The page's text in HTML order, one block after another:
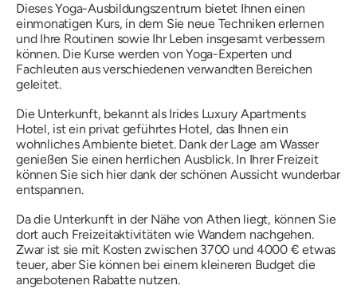
Dieses Yoga-Ausbildungszentrum bietet Ihnen einen
einmonatigen Kurs, in dem Sie neue Techniken erlernen
und Ihre Routinen sowie Ihr Leben insgesamt verbessern
können. Die Kurse werden von Yoga-Experten und
Fachleuten aus verschiedenen verwandten Bereichen
geleitet.
Die Unterkunft, bekannt als Irides Luxury Apartments
Hotel, ist ein privat geführtes Hotel, das Ihnen ein
wohnliches Ambiente bietet. Dank der Lage am Wasser
genießen Sie einen herrlichen Ausblick. In Ihrer Freizeit
können Sie sich hier dank der schönen Aussicht wunderbar
entspannen.
Da die Unterkunft in der Nähe von Athen liegt, können Sie
dort auch Freizeitaktivitäten wie Wandern nachgehen.
Zwar ist sie mit Kosten zwischen 3700 und 4000 € etwas
teuer, aber Sie können bei einem kleineren Budget die
angebotenen Rabatte nutzen.